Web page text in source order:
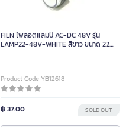
FILN ไพลอตแลมป์ AC-DC 48V รุ่น
LAMP22-48V-WHITE สีขาว ขนาด 22
Product Code YB12618
฿ 37.00 SOLD OUT